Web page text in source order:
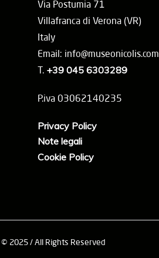
Via Postumia 71
Villafranca di Verona (VR)
Italy
Email: info@museonicolis.com
T. +39 045 6303289
P.iva 03062140235
Privacy Policy
Note legali
Cookie Policy
© 2025 / All Rights Reserved